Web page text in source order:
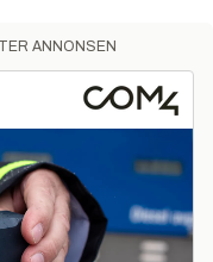
ANNONSEN